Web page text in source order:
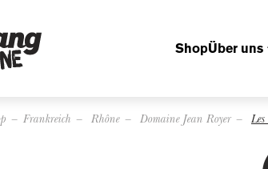
ShopÜber uns
Frankreich Rhône Domaine Jean Royer